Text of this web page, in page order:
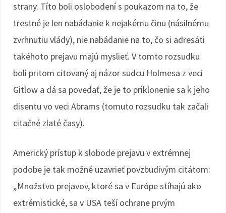
strany. Títo boli oslobodení s poukazom na to, že
trestné je len nabádanie k nejakému činu (násilnému
zvrhnutiu vlády), nie nabádanie na to, čo si adresáti
takéhoto prejavu majú myslieť. V tomto rozsudku
boli pritom citovaný aj názor sudcu Holmesa z veci
Gitlow a dá sa povedať, že je to priklonenie sa k jeho
disentu vo veci Abrams (tomuto rozsudku tak začali
citačné zlaté časy).
Americký prístup k slobode prejavu v extrémnej
podobe je tak možné uzavrieť povzbudivým citátom:
„Množstvo prejavov, ktoré sa v Európe stíhajú ako
extrémistické, sa v USA teší ochrane prvým